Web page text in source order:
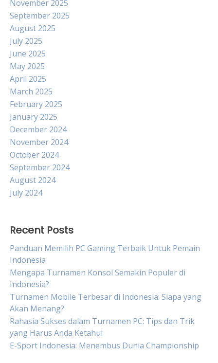
November 2025
September 2025
August 2025
July 2025
June 2025
May 2025
April 2025
March 2025
February 2025
January 2025
December 2024
November 2024
October 2024
September 2024
August 2024
July 2024
Recent Posts
Panduan Memilih PC Gaming Terbaik Untuk Pemain
Indonesia
Mengapa Turnamen Konsol Semakin Populer di
Indonesia?
Turnamen Mobile Terbesar di Indonesia: Siapa yang
Akan Menang?
Rahasia Sukses dalam Turnamen PC: Tips dan Trik
yang Harus Anda Ketahui
E-Sport Indonesia: Menembus Dunia Championship